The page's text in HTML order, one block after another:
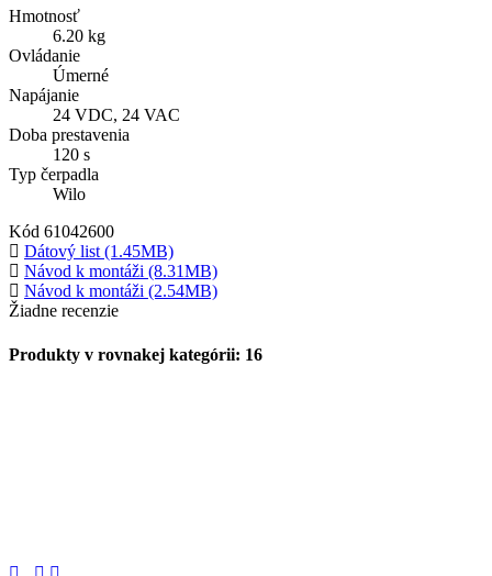
Hmotnosť
6.20 kg
Ovládanie
Úmerné
Napájanie
24 VDC, 24 VAC
Doba prestavenia
120 s
Typ čerpadla
Wilo
Kód 61042600
Dátový list (1.45MB)
Návod k montáži (8.31MB)
Návod k montáži (2.54MB)
Žiadne recenzie
Produkty v rovnakej kategórii: 16